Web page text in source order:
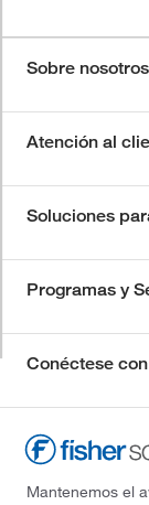
Sobre nosotros
Atención al
Soluciones
Programas y
Conéctese
Mantenemos el